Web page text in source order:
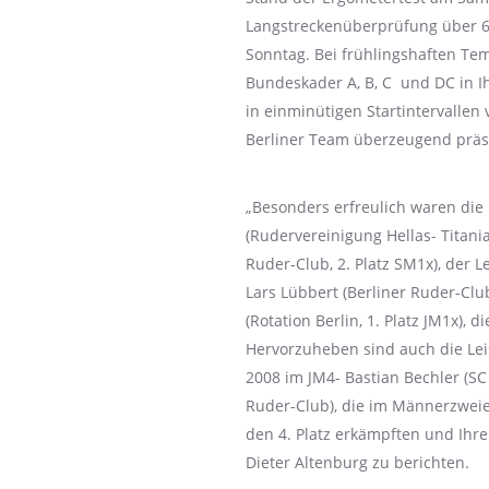
Langstreckenüberprüfung über
Sonntag. Bei frühlingshaften
Bundeskader A, B, C und DC in
in einminütigen Startintervallen
Berliner Team überzeugend
„Besonders erfreulich waren
(Rudervereinigung Hellas-
Ruder-Club, 2. Platz SM1x), der
Lars Lübbert (Berliner Ruder-
(Rotation Berlin, 1. Platz JM1x),
Hervorzuheben sind auch die
2008 im JM4- Bastian Bechler
Ruder-Club), die im
den 4. Platz erkämpften und
Dieter Altenburg zu berichten.